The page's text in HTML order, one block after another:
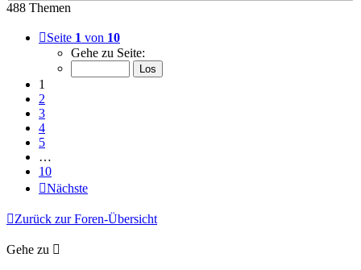
488 Themen
Seite 1 von 10
Gehe zu Seite:
1
2
3
4
5
…
10
Nächste
Zurück zur Foren-Übersicht
Gehe zu